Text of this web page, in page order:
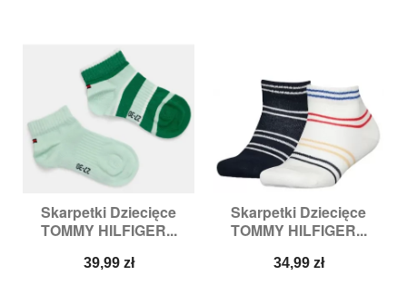
Skarpetki Dziecięce
TOMMY HILFIGER...
Cena
39,99 zł
Skarpetki Dziecięce
TOMMY HILFIGER...
Cena
34,99 zł